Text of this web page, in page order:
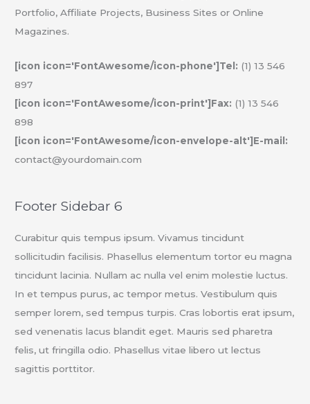
Portfolio, Affiliate Projects, Business Sites or Online
Magazines.
[icon icon='FontAwesome/icon-phone']Tel: (1) 13 546
897
[icon icon='FontAwesome/icon-print']Fax: (1) 13 546
898
[icon icon='FontAwesome/icon-envelope-alt']E-mail:
contact@yourdomain.com
Footer Sidebar 6
Curabitur quis tempus ipsum. Vivamus tincidunt
sollicitudin facilisis. Phasellus elementum tortor eu magna
tincidunt lacinia. Nullam ac nulla vel enim molestie luctus.
In et tempus purus, ac tempor metus. Vestibulum quis
semper lorem, sed tempus turpis. Cras lobortis erat ipsum,
sed venenatis lacus blandit eget. Mauris sed pharetra
felis, ut fringilla odio. Phasellus vitae libero ut lectus
sagittis porttitor.